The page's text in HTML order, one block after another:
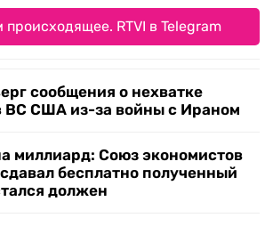
происходящее. RTVI в Telegram
сообщения о нехватке
ВС США из-за войны с Ираном
миллиард: Союз экономистов
бесплатно полученный
должен